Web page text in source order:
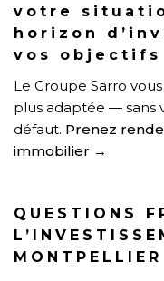
votre
horizon
vos objectifs
Le Groupe Sarro
plus adaptée — sans
défaut. Prenez
immobilier →
QUESTIONS
MONTPELLIER